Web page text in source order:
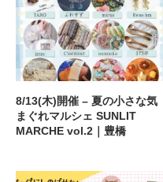
8/13(木)開催 – 夏の小さな気
まぐれマルシェ SUNLIT
MARCHE vol.2｜豊橋